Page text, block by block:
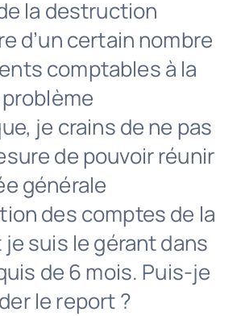
Contact
la destruction
d’un certain nombre
comptables à la
je crains de ne pas
de pouvoir réunir
générale
des comptes de la
je suis le gérant dans
de 6 mois. Puis-je
le report ?